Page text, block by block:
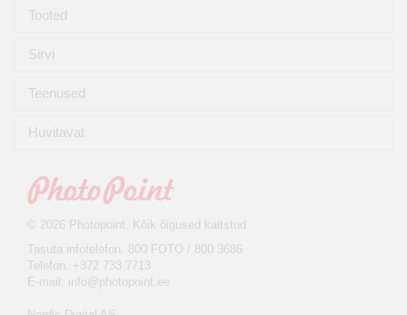
Tooted
Sirvi
Teenused
Huvitavat
© 2026 Photopoint. Kõik õigused kaitstud
Tasuta infotelefon: 800 FOTO / 800 3686
Telefon: +372 733 7713
E-mail: info@photopoint.ee